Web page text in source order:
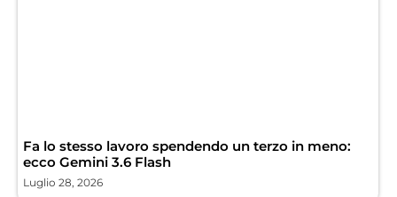
Fa lo stesso lavoro spendendo un terzo in meno:
ecco Gemini 3.6 Flash
Luglio 28, 2026